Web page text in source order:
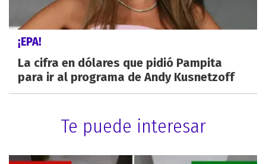
¡EPA!
La cifra en dólares que pidió Pampita
para ir al programa de Andy Kusnetzoff
Te puede interesar